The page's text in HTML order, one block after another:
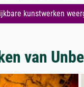
kunstwerken
van